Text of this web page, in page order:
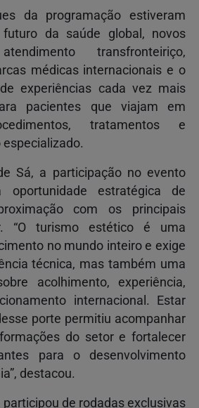
da programação estiveram
da saúde global, novos
transfronteiriço,
médicas internacionais e o
experiências cada vez mais
pacientes que viajam em
tratamentos e
Sá, a participação no evento
oportunidade estratégica de
com os principais
“O turismo estético é uma
no mundo inteiro e exige
técnica, mas também uma
acolhimento, experiência,
internacional. Estar
porte permitiu acompanhar
do setor e fortalecer
para o desenvolvimento
destacou.
de rodadas exclusivas